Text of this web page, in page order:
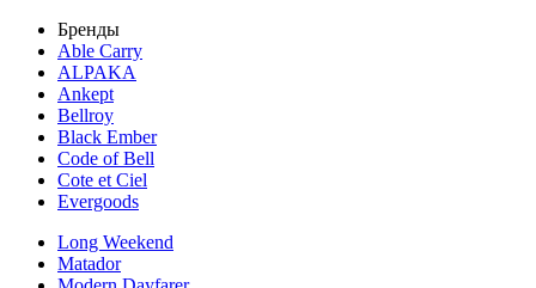
Бренды
Able Carry
ALPAKA
Ankept
Bellroy
Black Ember
Code of Bell
Cote et Ciel
Evergoods
Long Weekend
Matador